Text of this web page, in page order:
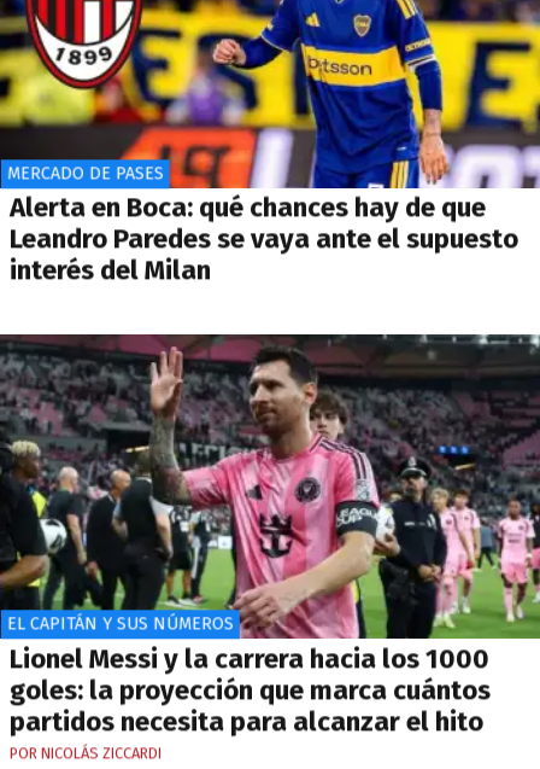
MERCADO DE PASES
Alerta en Boca: qué chances hay de que
Leandro Paredes se vaya ante el supuesto
interés del Milan
EL CAPITÁN Y SUS NÚMEROS
Lionel Messi y la carrera hacia los 1000
goles: la proyección que marca cuántos
partidos necesita para alcanzar el hito
POR NICOLÁS ZICCARDI